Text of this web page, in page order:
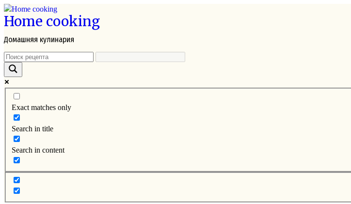
Перейти
к
Home cooking
Домашняя кулинария
Exact matches only
Search in title
Search in content